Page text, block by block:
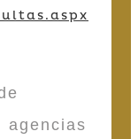
agencias